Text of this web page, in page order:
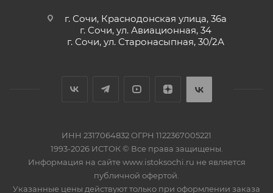
г. Сочи, Краснодонская улица, 36а
г. Сочи, ул. Авиационная, 34
г. Сочи, ул. Старонасыпная, 30/2А
ИНН 2317064832 ОГРН 1122367005221
1993-2026 ИСТОК © Все права защищены.
Информация на сайте www.istoksochi.ru не является
публичной офертой.
Указанные цены действуют только при оформлении заказа